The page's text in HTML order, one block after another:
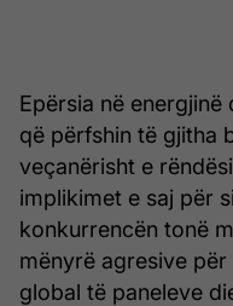
Epërsia në energjinë
që përfshin të gjitha
veçanërisht e
implikimet e saj për
konkurrencën tonë
mënyrë agresive
global të paneleve